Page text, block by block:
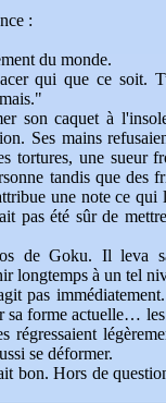
:
du monde.
qui que ce soit.
son caquet à
Ses mains
tortures, une sueur
tandis que des
une note ce
pas été sûr de
de Goku. Il leva
longtemps à un tel
pas
forme actuelle… les
régressaient
se déformer.
bon. Hors de